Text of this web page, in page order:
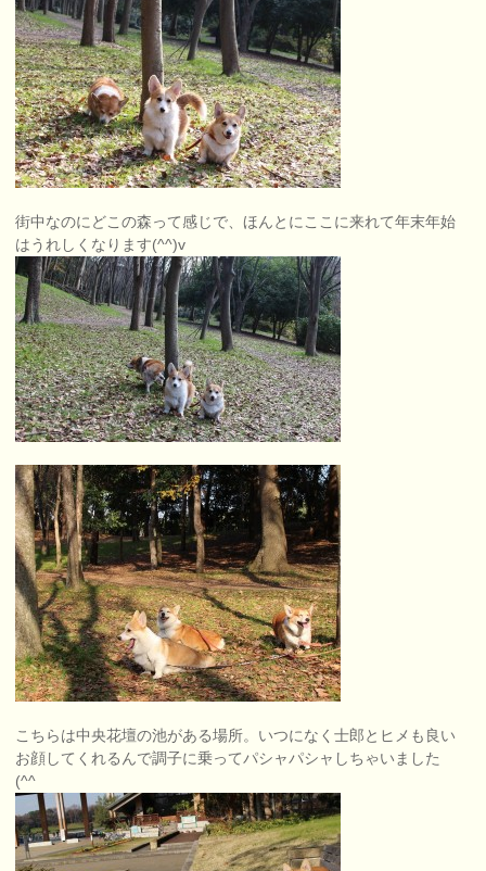
街中なのにどこの森って感じで、ほんとにここに来れて年末年始
はうれしくなります(^^)v
こちらは中央花壇の池がある場所。いつになく士郎とヒメも良い
お顔してくれるんで調子に乗ってパシャパシャしちゃいました
(^^ゞ